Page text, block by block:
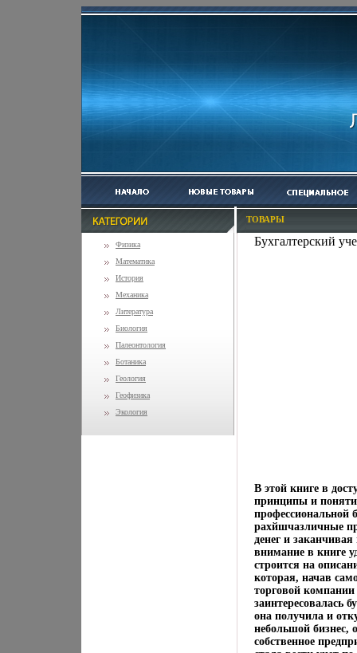
Физика
Математика
История
Механика
Литература
Биология
Палеонтология
Ботаника
Геология
Геофизика
Экология
ТОВАРЫ
Бухгалтерский
В этой книге в
принципы и
профессиональной
рахйшчазличные
денег и
внимание в книге
строится на
которая, начав
торговой компании
заинтересовалась
она получила и
небольшой бизнес,
собственное